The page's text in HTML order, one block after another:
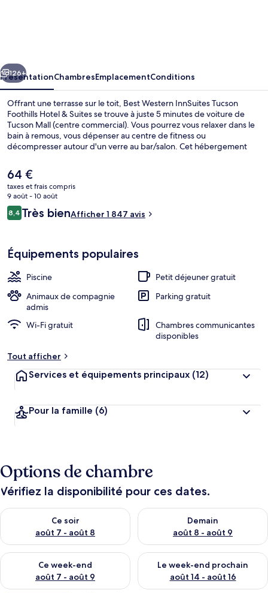
Foothills
Hotel
&
Suites
Suivant
126+
PrésentationChambresEmplacementConditions
Offrant une terrasse sur le toit, Best Western InnSuites Tucson
Foothills Hotel & Suites se trouve à juste 5 minutes de voiture de
Tucson Mall (centre commercial). Vous pourrez vous relaxer dans le
bain à remous, vous dépenser au centre de fitness ou
décompresser autour d'un verre au bar/salon. Cet hébergement
que, petit plus pratique, les chambres bénéficient d'un
réfrigérateur et d'un micro-ondes. Les autres voyageurs ne tarissent
pas d'éloges en ce qui concerne le personnel attentionné et le petit
déjeuner.
Le
prix
actuel
est
de
64 €
taxes et frais compris
9 août - 10 août
Avis
voyageurs
8,48,4 sur 10
Très bienAfficher 1 847 avis
Équipements populaires
Piscine
Petit déjeuner gratuit
Animaux de compagnie
admis
Parking gratuit
Wi-Fi gratuit
Chambres communicantes
disponibles
Tout afficher
Services et équipements principaux (12)
Pour la famille (6)
Options de chambre
Vérifiez la disponibilité pour ces dates.
Ce soir
août 7 - août 8
Vérifier la disponibilité pour ce soir août 7 - août 8
Demain
août 8 - août 9
Vérifier la disponibilité pour
Ce week-end
août 7 - août 9
Vérifier la disponibilité pour ce week-end août 7 - août 9
Le week-end prochain
août 14 - août 16
Vérifier la disponibilité pour